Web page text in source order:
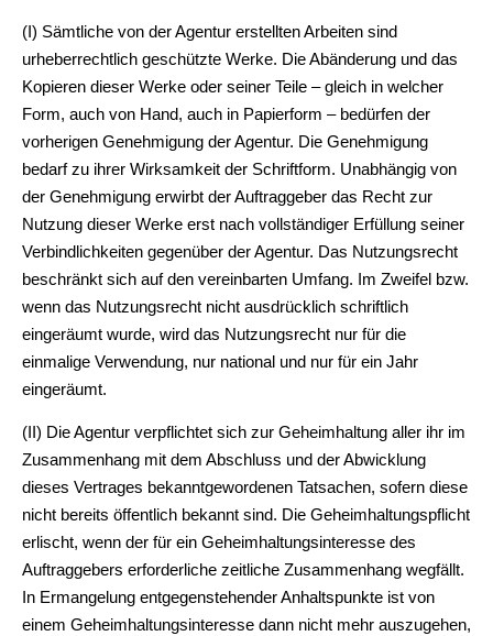
(I) Sämtliche von der Agentur erstellten Arbeiten sind
urheberrechtlich geschützte Werke. Die Abänderung und das
Kopieren dieser Werke oder seiner Teile – gleich in welcher
Form, auch von Hand, auch in Papierform – bedürfen der
vorherigen Genehmigung der Agentur. Die Genehmigung
bedarf zu ihrer Wirksamkeit der Schriftform. Unabhängig von
der Genehmigung erwirbt der Auftraggeber das Recht zur
Nutzung dieser Werke erst nach vollständiger Erfüllung seiner
Verbindlichkeiten gegenüber der Agentur. Das Nutzungsrecht
beschränkt sich auf den vereinbarten Umfang. Im Zweifel bzw.
wenn das Nutzungsrecht nicht ausdrücklich schriftlich
eingeräumt wurde, wird das Nutzungsrecht nur für die
einmalige Verwendung, nur national und nur für ein Jahr
eingeräumt.
(II) Die Agentur verpflichtet sich zur Geheimhaltung aller ihr im
Zusammenhang mit dem Abschluss und der Abwicklung
dieses Vertrages bekanntgewordenen Tatsachen, sofern diese
nicht bereits öffentlich bekannt sind. Die Geheimhaltungspflicht
erlischt, wenn der für ein Geheimhaltungsinteresse des
Auftraggebers erforderliche zeitliche Zusammenhang wegfällt.
In Ermangelung entgegenstehender Anhaltspunkte ist von
einem Geheimhaltungsinteresse dann nicht mehr auszugehen,